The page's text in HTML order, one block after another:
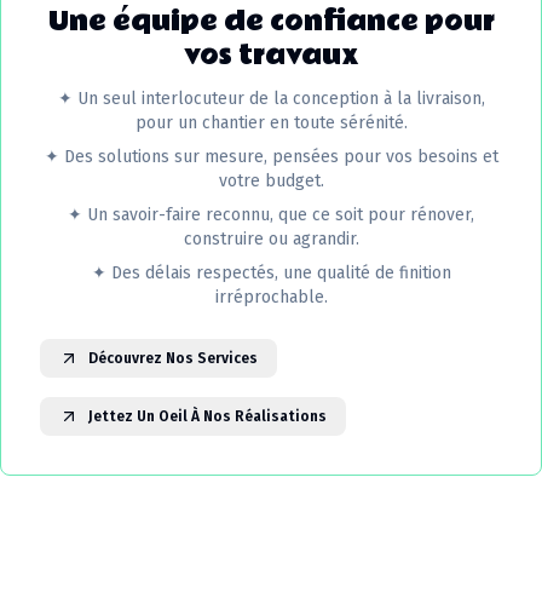
Une équipe de confiance pour
vos travaux
✦ Un seul interlocuteur de la conception à la livraison,
pour un chantier en toute sérénité.
✦ Des solutions sur mesure, pensées pour vos besoins et
votre budget.
✦ Un savoir-faire reconnu, que ce soit pour rénover,
construire ou agrandir.
✦ Des délais respectés, une qualité de finition
irréprochable.
Découvrez Nos Services
Jettez Un Oeil À Nos Réalisations